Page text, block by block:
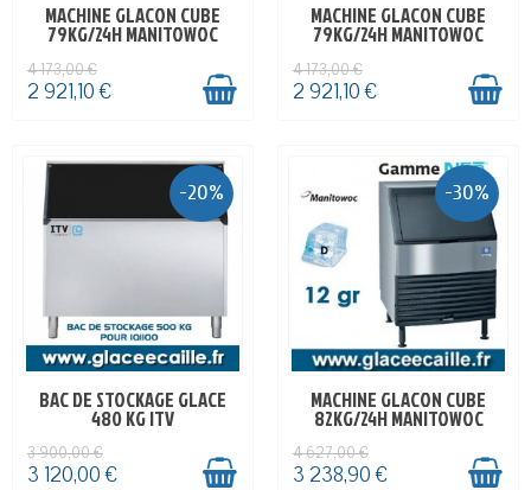
EN STOCK
MACHINE GLACON CUBE
79KG/24H MANITOWOC
4 173,00 €
2 921,10 €
EN STOCK
MACHINE GLACON CUBE
79KG/24H MANITOWOC
4 173,00 €
2 921,10 €
-20%
EN STOCK
BAC DE STOCKAGE GLACE
480 KG ITV
3 900,00 €
3 120,00 €
-30%
EN STOCK
MACHINE GLACON CUBE
82KG/24H MANITOWOC
4 627,00 €
3 238,90 €